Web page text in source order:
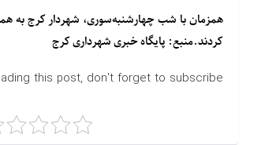
همزمان با شب چهارشنبه‌سوری، شهردار کرج به
کردند.منبع: پایگاه خبری شهرداری کرج
this post, don't forget to subscribe!